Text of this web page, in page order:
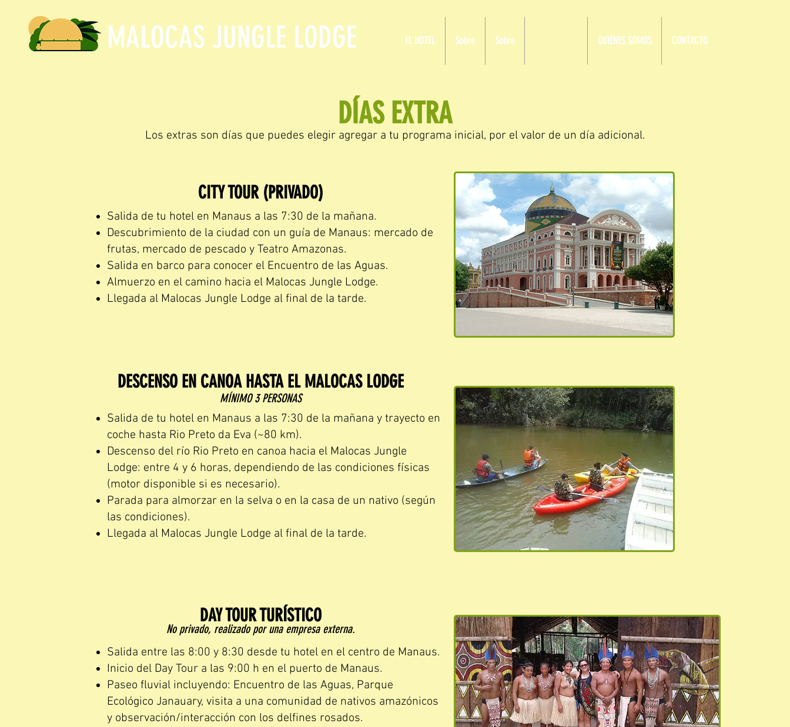
EL HOTEL Sobre Sobre QUIÉNES SOMOS CONTACTO
MALOCAS JUNGLE LODGE
DÍAS EXTRA
Los extras son días que puedes elegir agregar a tu programa inicial, por el valor de un día adicional.
CITY TOUR (PRIVADO)
Salida de tu hotel en Manaus a las 7:30 de la mañana.
Descubrimiento de la ciudad con un guía de Manaus: mercado de
frutas, mercado de pescado y Teatro Amazonas.
Salida en barco para conocer el Encuentro de las Aguas.
Almuerzo en el camino hacia el Malocas Jungle Lodge.
Llegada al Malocas Jungle Lodge al final de la tarde.
DESCENSO EN CANOA HASTA EL MALOCAS LODGE
MÍNIMO 3 PERSONAS
Salida de tu hotel en Manaus a las 7:30 de la mañana y trayecto en
coche hasta Rio Preto da Eva (~80 km).
Descenso del río Rio Preto en canoa hacia el Malocas Jungle
Lodge: entre 4 y 6 horas, dependiendo de las condiciones físicas
(motor disponible si es necesario).
Parada para almorzar en la selva o en la casa de un nativo (según
las condiciones).
Llegada al Malocas Jungle Lodge al final de la tarde.
DAY TOUR TURÍSTICO
No privado, realizado por una empresa externa.
Salida entre las 8:00 y 8:30 desde tu hotel en el centro de Manaus.
Inicio del Day Tour a las 9:00 h en el puerto de Manaus.
Paseo fluvial incluyendo: Encuentro de las Aguas, Parque
Ecológico Janauary, visita a una comunidad de nativos amazónicos
y observación/interacción con los delfines rosados.